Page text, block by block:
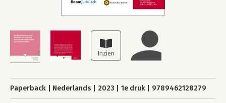
Paperback Nederlands 2023 1e druk 9789462128279